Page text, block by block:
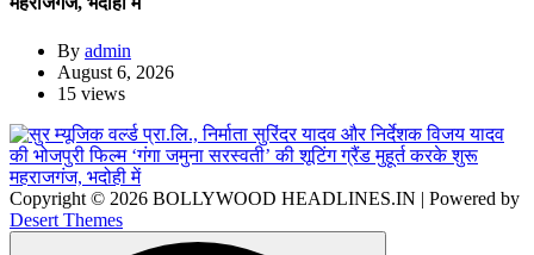
By admin
August 6, 2026
15 views
Copyright © 2026 BOLLYWOOD HEADLINES.IN | Powered by
Desert Themes